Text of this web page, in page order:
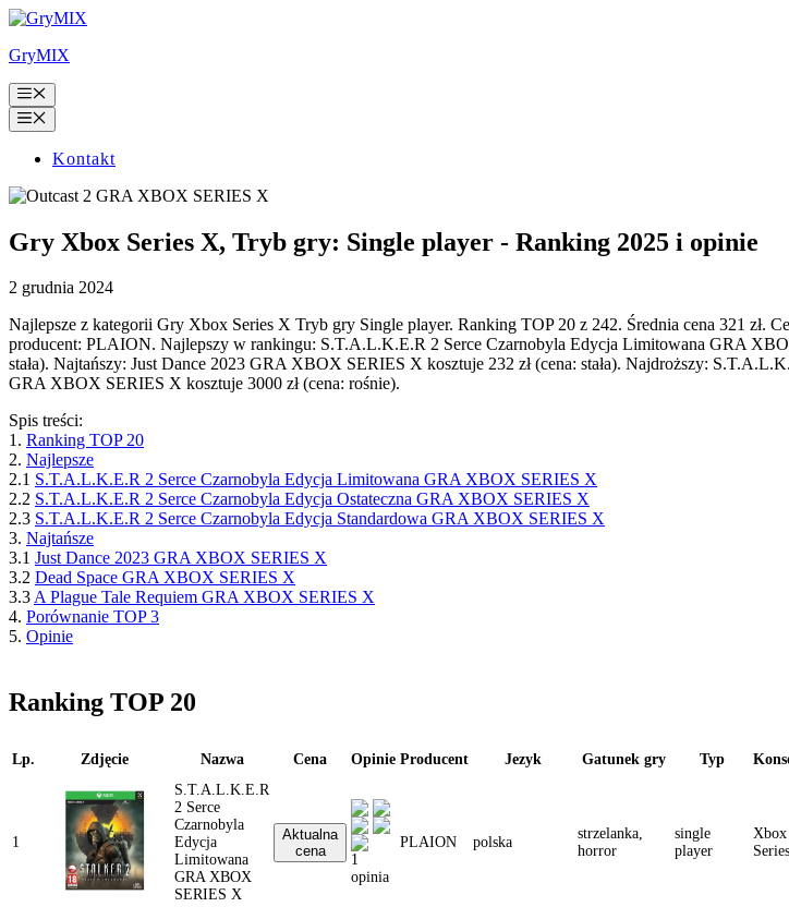
Przejdź
treści
GryMIX
Menu
Menu
Kontakt
Gry Xbox Series X, Tryb gry: Single player - Ranking 2025 i opinie
2 grudnia 2024
Najlepsze z kategorii Gry Xbox Series X Tryb gry Single player. Ranking TOP 20 z 242. Średnia cena 321 zł.
producent: PLAION. Najlepszy w rankingu: S.T.A.L.K.E.R 2 Serce Czarnobyla Edycja Limitowana GRA
stała). Najtańszy: Just Dance 2023 GRA XBOX SERIES X kosztuje 232 zł (cena: stała). Najdroższy:
GRA XBOX SERIES X kosztuje 3000 zł (cena: rośnie).
Spis treści:
1. Ranking TOP 20
2. Najlepsze
2.1 S.T.A.L.K.E.R 2 Serce Czarnobyla Edycja Limitowana GRA XBOX SERIES X
2.2 S.T.A.L.K.E.R 2 Serce Czarnobyla Edycja Ostateczna GRA XBOX SERIES X
2.3 S.T.A.L.K.E.R 2 Serce Czarnobyla Edycja Standardowa GRA XBOX SERIES X
3. Najtańsze
3.1 Just Dance 2023 GRA XBOX SERIES X
3.2 Dead Space GRA XBOX SERIES X
3.3A Plague Tale Requiem GRA XBOX SERIES X
4. Porównanie TOP 3
5. Opinie
Ranking TOP 20
Lp. Zdjęcie Nazwa Cena Opinie Producent Jezyk Gatunek gry Typ
1
S.T.A.L.K.E.R
2 Serce
Czarnobyla
Edycja
Limitowana
GRA XBOX
SERIES X
Aktualna
cena
1
opinia
PLAION polska
strzelanka,
horror
single
player
Xbox